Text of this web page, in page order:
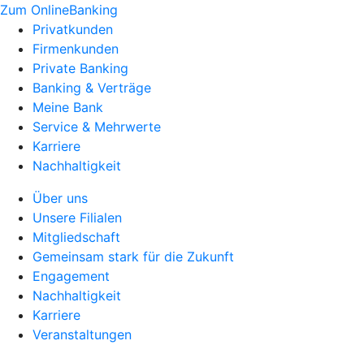
Zum OnlineBanking
Privatkunden
Firmenkunden
Private Banking
Banking & Verträge
Meine Bank
Service & Mehrwerte
Karriere
Nachhaltigkeit
Über uns
Unsere Filialen
Mitgliedschaft
Gemeinsam stark für die Zukunft
Engagement
Nachhaltigkeit
Karriere
Veranstaltungen